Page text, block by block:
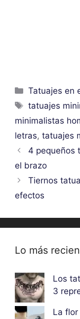
Categorías
Tatuajes en
Etiquetas
tatuajes
minimalistas
letras, tatuajes
4 pequeños
el brazo
Tiernos
efectos
Lo más
Los
3
La